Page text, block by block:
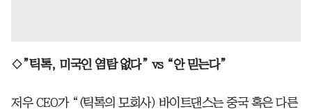
◇”틱톡, 미국인 염탐 없다” vs “안 믿는다”
저우 CEO가 “(틱톡의 모회사) 바이트댄스는 중국 혹은 다른